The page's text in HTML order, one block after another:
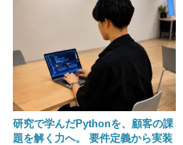
研究で学んだPythonを、顧客の課
題を解く力へ。 要件定義から実装